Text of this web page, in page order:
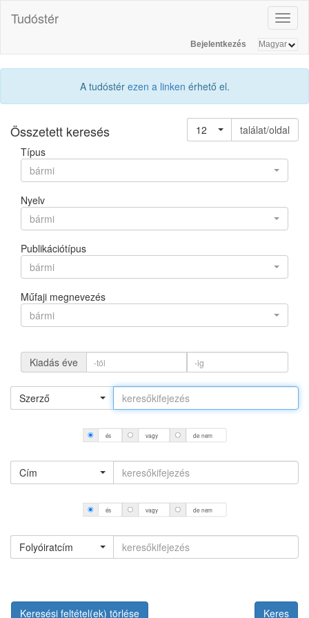
Tudóstér
Bejelentkezés
A tudóstér ezen a linken érhető el.
Összetett keresés 12
találat/oldal
Típus
bármi
Nyelv
bármi
Publikációtípus
bármi
Műfaji megnevezés
bármi
Kiadás éve
Szerző
és vagy de nem
Cím
és vagy de nem
Folyóiratcím
Keresési feltétel(ek) törlése